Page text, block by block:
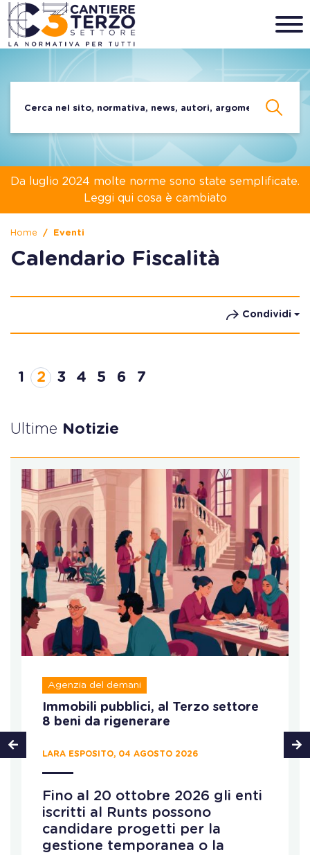
Da luglio 2024 molte norme sono state semplificate.
Leggi qui cosa è cambiato
Home Eventi
Calendario Fiscalità
Condividi
1 2 3 4 5 6 7
Ultime Notizie
Agenzia del demani
Immobili pubblici, al Terzo settore
8 beni da rigenerare
LARA ESPOSITO, 04 AGOSTO 2026
Fino al 20 ottobre 2026 gli enti
iscritti al Runts possono
candidare progetti per la
gestione temporanea o la